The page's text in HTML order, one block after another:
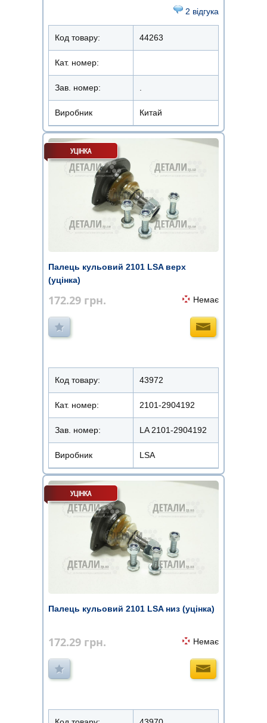
2 відгука
Код товару: 44263
Кат. номер:
Зав. номер:
Виробник Китай
Палець кульовий 2101 LSA верх
(уцінка)
172.29 грн. Немає
Код товару: 43972
Кат. номер: 2101-2904192
Зав. номер: LA 2101-2904192
Виробник LSA
Палець кульовий 2101 LSA низ (уцінка)
172.29 грн. Немає